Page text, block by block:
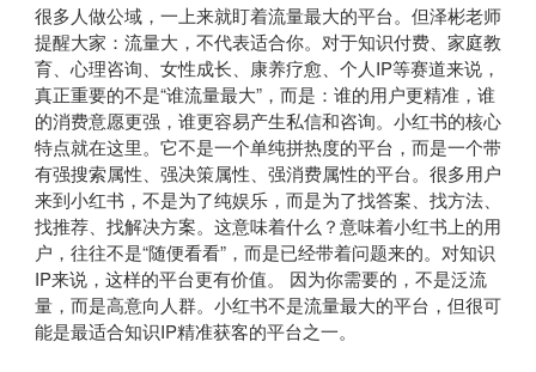
很多人做公域，一上来就盯着流量最大的平台。但泽彬老师
提醒大家：流量大，不代表适合你。对于知识付费、家庭教
育、心理咨询、女性成长、康养疗愈、个人IP等赛道来说，
真正重要的不是“谁流量最大”，而是：谁的用户更精准，谁
的消费意愿更强，谁更容易产生私信和咨询。小红书的核心
特点就在这里。它不是一个单纯拼热度的平台，而是一个带
有强搜索属性、强决策属性、强消费属性的平台。很多用户
来到小红书，不是为了纯娱乐，而是为了找答案、找方法、
找推荐、找解决方案。这意味着什么？意味着小红书上的用
户，往往不是“随便看看”，而是已经带着问题来的。对知识
IP来说，这样的平台更有价值。 因为你需要的，不是泛流
量，而是高意向人群。小红书不是流量最大的平台，但很可
能是最适合知识IP精准获客的平台之一。